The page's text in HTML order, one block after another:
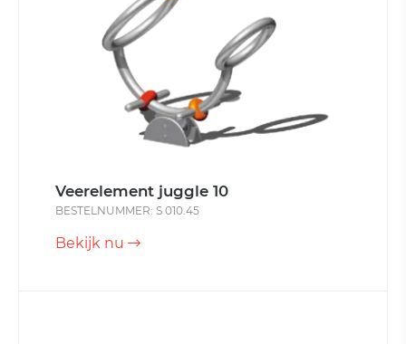
Veerelement juggle 10
BESTELNUMMER: S 010.45
Bekijk nu